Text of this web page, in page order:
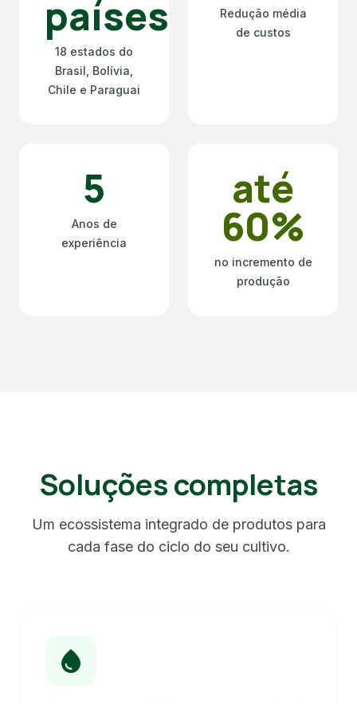
países
18 estados do
Brasil, Bolívia,
Chile e Paraguai
Redução média
de custos
5
Anos de
experiência
até
60%
no incremento de
produção
Soluções completas
Um ecossistema integrado de produtos para
cada fase do ciclo do seu cultivo.
water_drop